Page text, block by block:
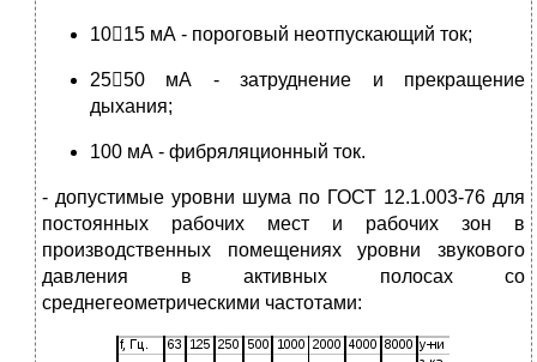
1015 мА - пороговый неотпускающий ток;
2550 мА - затруднение и прекращение
дыхания;
100 мА - фибряляционный ток.
- допустимые уровни шума по ГОСТ 12.1.003-76 для
постоянных рабочих мест и рабочих зон в
производственных помещениях уровни звукового
давления в активных полосах со
среднегеометрическими частотами: